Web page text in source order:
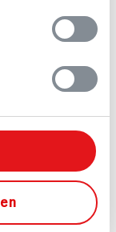
in Dunkelbier-